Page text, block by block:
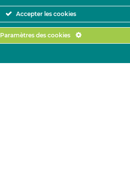
Accepter les cookies
Paramètres des cookies